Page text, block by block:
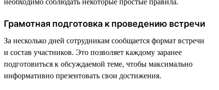
Грамотная подготовка к проведению встречи
За несколько дней сотрудникам сообщается формат встречи
и состав участников. Это позволяет каждому заранее
подготовиться к обсуждаемой теме, чтобы максимально
информативно презентовать свои достижения.